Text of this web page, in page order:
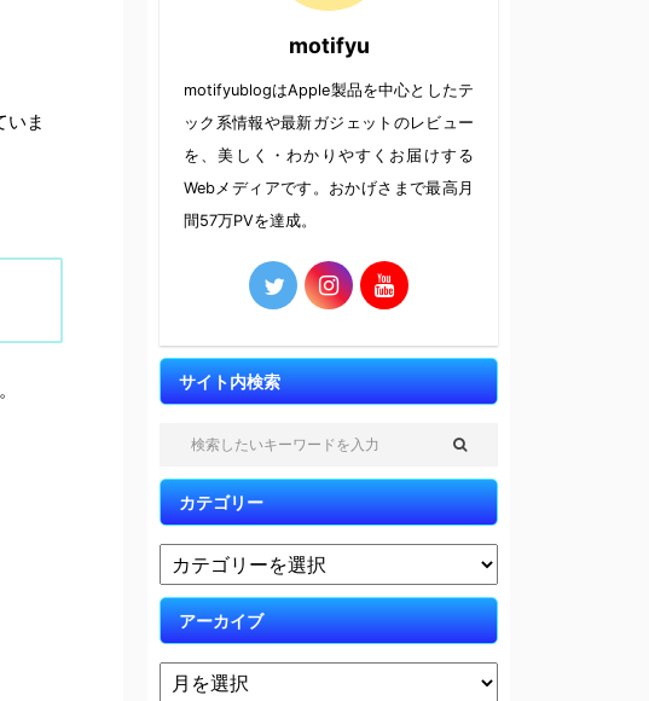
いま
motifyu
motifyublogはApple製品を中心としたテ
ック系情報や最新ガジェットのレビュー
を、美しく・わかりやすくお届けする
Webメディアです。おかげさまで最高月
間57万PVを達成。
サイト内検索
カテゴリー
アーカイブ